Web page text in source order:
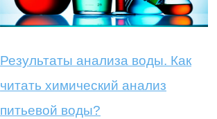
Результаты анализа воды. Как
читать химический анализ
питьевой воды?